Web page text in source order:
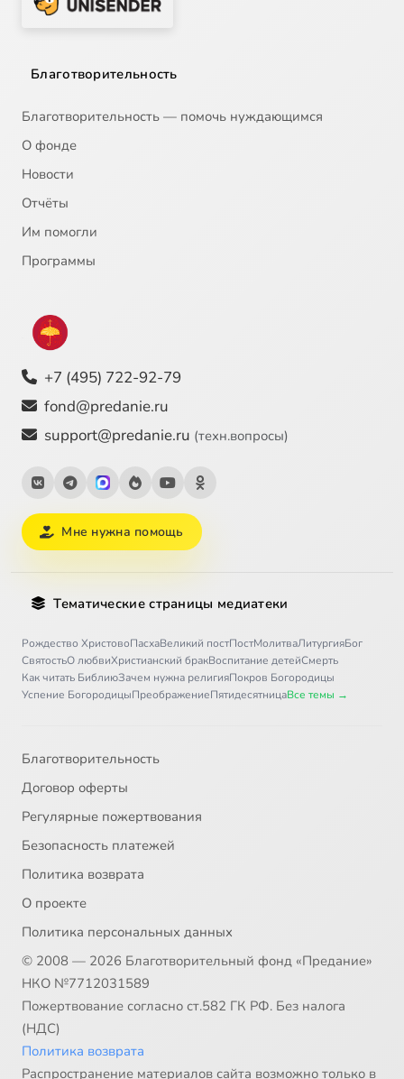
Благотворительность
Благотворительность — помочь нуждающимся
О фонде
Новости
Отчёты
Им помогли
Программы
+7 (495) 722-92-79
fond@predanie.ru
support@predanie.ru (техн.вопросы)
Мне нужна помощь
Тематические страницы медиатеки
Рождество ХристовоПасхаВеликий постПостМолитваЛитургияБог
СвятостьО любвиХристианский бракВоспитание детейСмерть
Как читать БиблиюЗачем нужна религияПокров Богородицы
Успение БогородицыПреображениеПятидесятницаВсе темы →
Благотворительность
Договор оферты
Регулярные пожертвования
Безопасность платежей
Политика возврата
О проекте
Политика персональных данных
© 2008 — 2026 Благотворительный фонд «Предание»
НКО №7712031589
Пожертвование согласно ст.582 ГК РФ. Без налога
(НДС)
Политика возврата
Распространение материалов сайта возможно только в